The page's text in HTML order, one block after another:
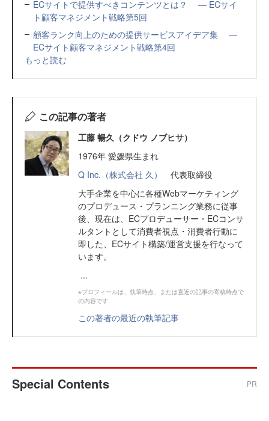
ECサイトで提供すべきコンテンツとは？ ― ECサイ
ト顧客マネジメント戦略第5回
顧客ランク向上のための提供サービスアイデア集 ―
ECサイト顧客マネジメント戦略第4回
もっと読む
この記事の著者
工藤 暢久（クドウ ノブヒサ）
1976年 愛媛県生まれ
Q Inc.（株式会社 久）
代表取締役
大手企業を中心に各種Webマーケティング
のプロデュース・プランニング業務に従事
後、現在は、ECプロデューサー・ECコンサ
ルタントとして消費者視点・消費者行動に
即した、ECサイト構築/運営支援を行なって
います。
...
※プロフィールは、執筆時点、または直近の記事の寄稿時点で
の内容です
この著者の最近の執筆記事
Special Contents PR